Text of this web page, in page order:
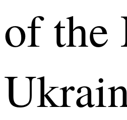
of the